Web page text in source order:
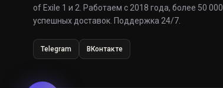
of Exile 1 и 2. Работаем с 2018 года, более 50 000
успешных доставок. Поддержка 24/7.
Telegram ВКонтакте